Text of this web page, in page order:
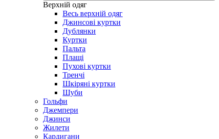
Верхній одяг
Весь верхній одяг
Джинсові куртки
Дублянки
Куртки
Пальта
Плащі
Пухові куртки
Тренчі
Шкіряні куртки
Шуби
Гольфи
Джемпери
Джинси
Жилети
Кардигани